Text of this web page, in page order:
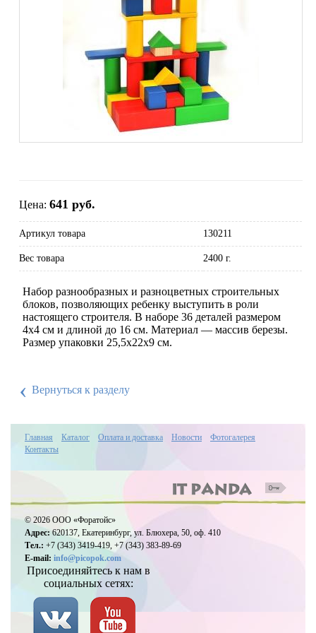
Цена:641 руб.
Артикул товара 130211
Вес товара 2400 г.
Набор разнообразных и разноцветных строительных
блоков, позволяющих ребенку выступить в роли
настоящего строителя. В наборе 36 деталей размером
4х4 см и длиной до 16 см. Материал — массив березы.
Размер упаковки 25,5х22х9 см.
‹ Вернуться к разделу
Главная Каталог Оплата и доставка Новости
Фотогалерея
Контакты
© 2026 ООО «Форатойс»
Адрес:620137, Екатеринбург, ул. Блюхера, 50, оф. 410
Тел.: +7 (343) 3419-419, +7 (343) 383-89-69
E-mail: info@picopok.com
Присоединяйтесь к нам в
социальных сетях: